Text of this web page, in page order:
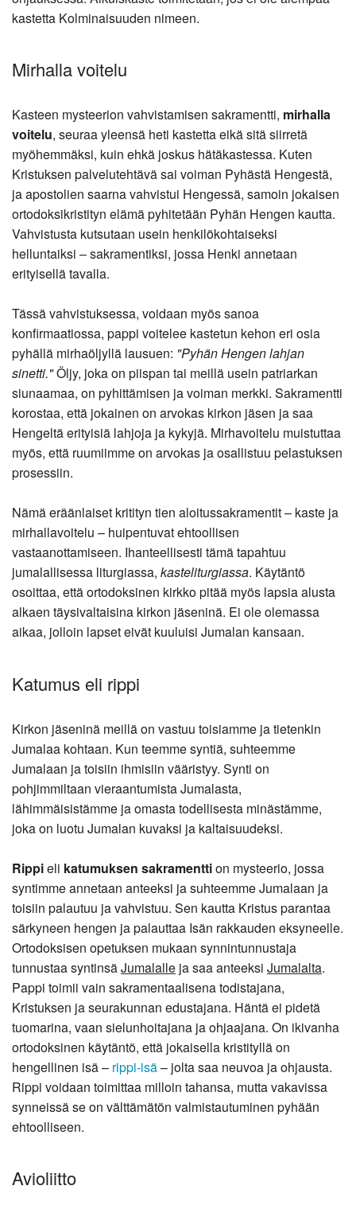
kastetta Kolminaisuuden nimeen.
Mirhalla voitelu
Kasteen mysteerion vahvistamisen sakramentti, mirhalla
voitelu, seuraa yleensä heti kastetta eikä sitä siirretä
myöhemmäksi, kuin ehkä joskus hätäkastessa. Kuten
Kristuksen palvelutehtävä sai voiman Pyhästä Hengestä,
ja apostolien saarna vahvistui Hengessä, samoin jokaisen
ortodoksikristityn elämä pyhitetään Pyhän Hengen kautta.
Vahvistusta kutsutaan usein henkilökohtaiseksi
helluntaiksi – sakramentiksi, jossa Henki annetaan
erityisellä tavalla.
Tässä vahvistuksessa, voidaan myös sanoa
konfirmaatiossa, pappi voitelee kastetun kehon eri osia
pyhällä mirhaöljyllä lausuen: "Pyhän Hengen lahjan
sinetti."Öljy, joka on piispan tai meillä usein patriarkan
siunaamaa, on pyhittämisen ja voiman merkki. Sakramentti
korostaa, että jokainen on arvokas kirkon jäsen ja saa
Hengeltä erityisiä lahjoja ja kykyjä. Mirhavoitelu muistuttaa
myös, että ruumiimme on arvokas ja osallistuu pelastuksen
prosessiin.
Nämä eräänlaiset kritityn tien aloitussakramentit – kaste ja
mirhallavoitelu – huipentuvat ehtoollisen
vastaanottamiseen. Ihanteellisesti tämä tapahtuu
jumalallisessa liturgiassa, kasteliturgiassa. Käytäntö
osoittaa, että ortodoksinen kirkko pitää myös lapsia alusta
alkaen täysivaltaisina kirkon jäseninä. Ei ole olemassa
aikaa, jolloin lapset eivät kuuluisi Jumalan kansaan.
Katumus eli rippi
Kirkon jäseninä meillä on vastuu toisiamme ja tietenkin
Jumalaa kohtaan. Kun teemme syntiä, suhteemme
Jumalaan ja toisiin ihmisiin vääristyy. Synti on
pohjimmiltaan vieraantumista Jumalasta,
lähimmäisistämme ja omasta todellisesta minästämme,
joka on luotu Jumalan kuvaksi ja kaltaisuudeksi.
Rippieli katumuksen sakramenttion mysteerio, jossa
syntimme annetaan anteeksi ja suhteemme Jumalaan ja
toisiin palautuu ja vahvistuu. Sen kautta Kristus parantaa
särkyneen hengen ja palauttaa Isän rakkauden eksyneelle.
Ortodoksisen opetuksen mukaan synnintunnustaja
tunnustaa syntinsäJumalalle ja saa anteeksi Jumalalta.
Pappi toimii vain sakramentaalisena todistajana,
Kristuksen ja seurakunnan edustajana. Häntä ei pidetä
tuomarina, vaan sielunhoitajana ja ohjaajana. On ikivanha
ortodoksinen käytäntö, että jokaisella kristityllä on
hengellinen isä – rippi-isä– jolta saa neuvoa ja ohjausta.
Rippi voidaan toimittaa milloin tahansa, mutta vakavissa
synneissä se on välttämätön valmistautuminen pyhään
ehtoolliseen.
Avioliitto